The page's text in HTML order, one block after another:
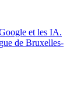
et les IA.
de Bruxelles-